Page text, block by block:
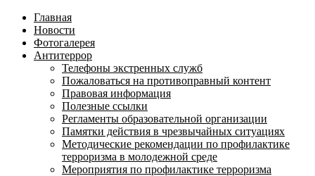
Главная
Новости
Фотогалерея
Антитеррор
Телефоны экстренных служб
Пожаловаться на противоправный контент
Правовая информация
Полезные ссылки
Регламенты образовательной организации
Памятки действия в чрезвычайных ситуациях
Методические рекомендации по профилактике
терроризма в молодежной среде
Мероприятия по профилактике терроризма